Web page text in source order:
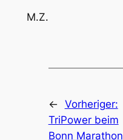
M.Z.
← Vorheriger:
TriPower beim
Bonn Marathon